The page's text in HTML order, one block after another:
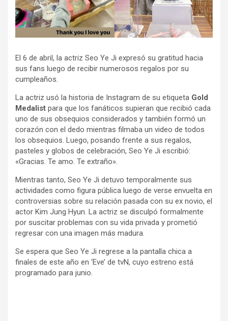
El 6 de abril, la actriz Seo Ye Ji expresó su gratitud hacia
sus fans luego de recibir numerosos regalos por su
cumpleaños.
La actriz usó la historia de Instagram de su etiqueta Gold
Medalist para que los fanáticos supieran que recibió cada
uno de sus obsequios considerados y también formó un
corazón con el dedo mientras filmaba un video de todos
los obsequios. Luego, posando frente a sus regalos,
pasteles y globos de celebración, Seo Ye Ji escribió:
«Gracias. Te amo. Te extraño».
Mientras tanto, Seo Ye Ji detuvo temporalmente sus
actividades como figura pública luego de verse envuelta en
controversias sobre su relación pasada con su ex novio, el
actor Kim Jung Hyun. La actriz se disculpó formalmente
por suscitar problemas con su vida privada y prometió
regresar con una imagen más madura.
Se espera que Seo Ye Ji regrese a la pantalla chica a
finales de este año en ‘Eve’ de tvN, cuyo estreno está
programado para junio.